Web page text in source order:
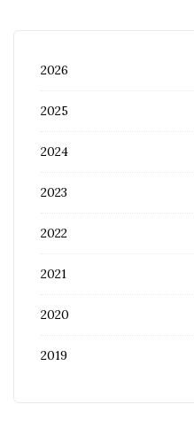
2026
2025
2024
2023
2022
2021
2020
2019